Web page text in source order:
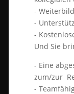
erste
werden
der
vor Ort an
-
-
-
Und Sie
- Eine
zum/zur
-